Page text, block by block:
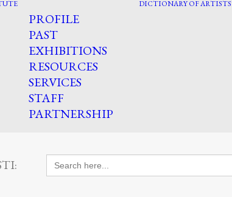
PROFILE
PAST
EXHIBITIONS
RESOURCES
SERVICES
STAFF
PARTNERSHIP
DICTIONARY OF ARTISTS
Search
for: